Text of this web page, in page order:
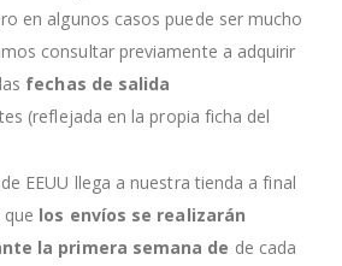
en algunos casos puede ser mucho
consultar previamente a adquirir
fechas de salida
(reflejada en la propia ficha del
EEUU llega a nuestra tienda a final
los envíos se realizarán
la primera semana de de cada